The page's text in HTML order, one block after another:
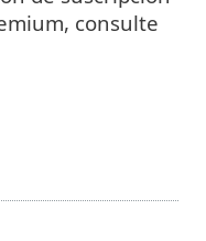
consulte